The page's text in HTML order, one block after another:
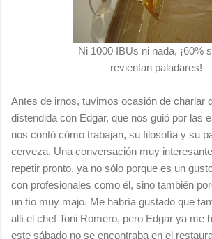
Ni 1000 IBUs ni nada, ¡60%
revientan paladares!
Antes de irnos, tuvimos ocasión de charlar
distendida con Edgar, que nos guió por las
nos contó cómo trabajan, su filosofía y su
cerveza. Una conversación muy
repetir pronto, ya no sólo porque es un
con profesionales como él, sino también
un tío muy majo. Me habría gustado que
allí el chef Toni Romero, pero Edgar ya me
este sábado no se encontraba en el